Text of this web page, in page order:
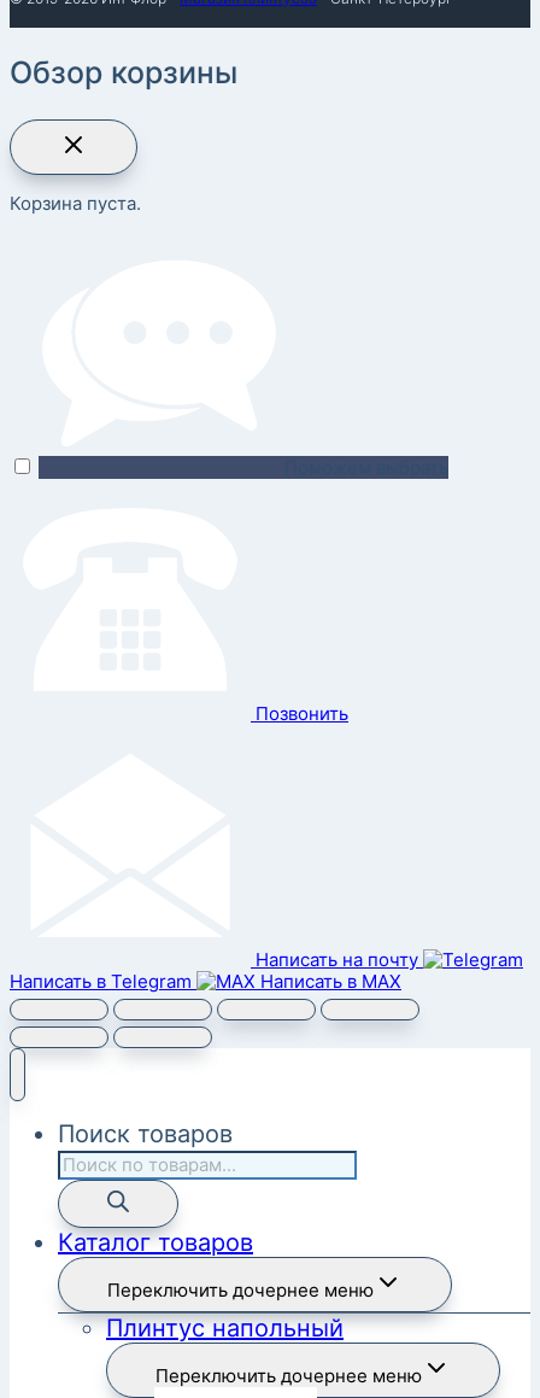
Обзор корзины
Корзина пуста.
Позвонить
Написать на почту
Написать в Telegram
Написать в MAX
Поиск товаров
Каталог товаров
Переключить дочернее меню
Плинтус напольный
Переключить дочернее меню